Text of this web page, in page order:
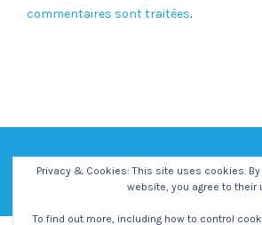
commentaires sont traitées.
Privacy & Cookies: This site uses cookies.
website, you agree to their
To find out more, including how to control